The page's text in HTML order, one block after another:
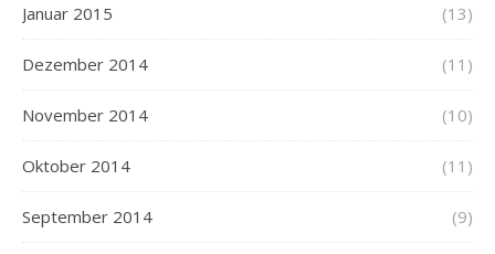
Januar 2015 (13)
Dezember 2014 (11)
November 2014 (10)
Oktober 2014 (11)
September 2014 (9)